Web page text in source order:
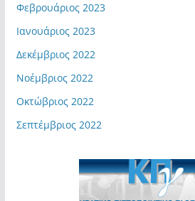
Φεβρουάριος 2023
Ιανουάριος 2023
Δεκέμβριος 2022
Νοέμβριος 2022
Οκτώβριος 2022
Σεπτέμβριος 2022